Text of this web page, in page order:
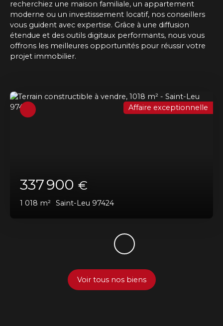
recherchiez une maison familiale, un appartement
moderne ou un investissement locatif, nos conseillers
vous guident avec expertise. Grâce à une diffusion
étendue et des outils digitaux performants, nous vous
offrons les meilleures opportunités pour réussir votre
projet immobilier.
337 900 €
1 018 m² Saint-Leu 97424
Affaire exceptionnelle
Voir tous nos biens